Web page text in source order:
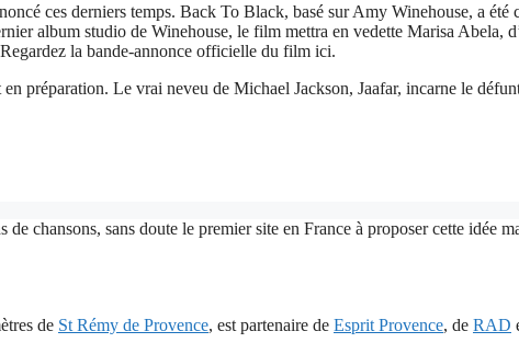
ces derniers temps. Back To Black, basé sur Amy Winehouse, a
album studio de Winehouse, le film mettra en vedette Marisa Abela,
la bande-annonce officielle du film ici.
préparation. Le vrai neveu de Michael Jackson, Jaafar, incarne le
chansons, sans doute le premier site en France à proposer cette idée
de St Rémy de Provence, est partenaire de Esprit Provence, de RAD